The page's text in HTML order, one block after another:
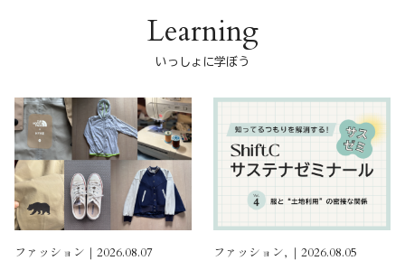
Learning
いっしょに学ぼう
ファッション｜2026.08.07 ファッション, ｜2026.08.05